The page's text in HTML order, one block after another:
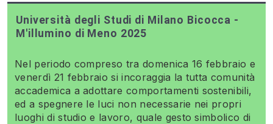
Università degli Studi di Milano Bicocca -
M'illumino di Meno 2025
Nel periodo compreso tra domenica 16 febbraio e
venerdì 21 febbraio si incoraggia la tutta comunità
accademica a adottare comportamenti sostenibili,
ed a spegnere le luci non necessarie nei propri
luoghi di studio e lavoro, quale gesto simbolico di